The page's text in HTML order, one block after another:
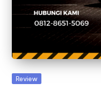
Posted
Review